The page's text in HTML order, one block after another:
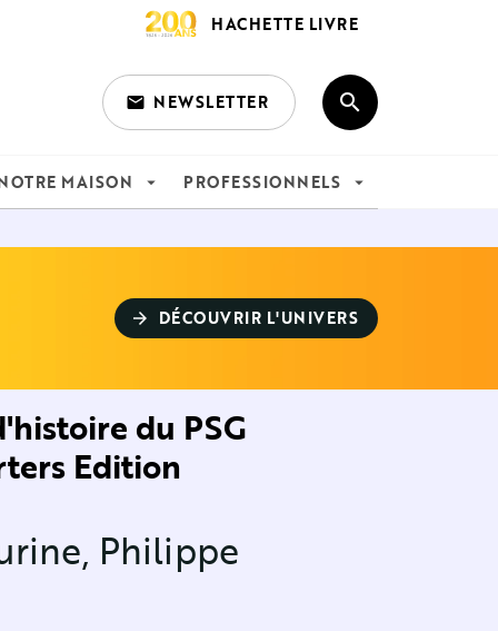
HACHETTE LIVRE
email NEWSLETTER search
MAISON arrow_drop_down PROFESSIONNELS arrow_drop_down
arrow_forward DÉCOUVRIR L'UNIVERS
du PSG
Edition
, Philippe